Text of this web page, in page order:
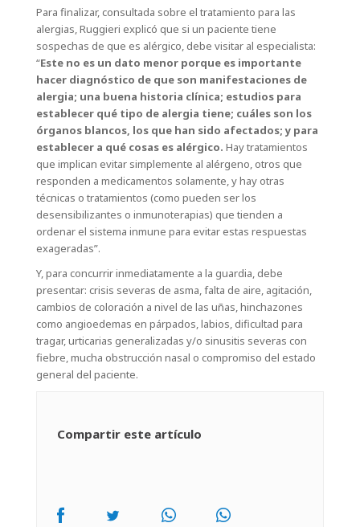
Para finalizar, consultada sobre el tratamiento para las
alergias, Ruggieri explicó que si un paciente tiene
sospechas de que es alérgico, debe visitar al especialista:
“Este no es un dato menor porque es importante
hacer diagnóstico de que son manifestaciones de
alergia; una buena historia clínica; estudios para
establecer qué tipo de alergia tiene; cuáles son los
órganos blancos, los que han sido afectados; y para
establecer a qué cosas es alérgico. Hay tratamientos
que implican evitar simplemente al alérgeno, otros que
responden a medicamentos solamente, y hay otras
técnicas o tratamientos (como pueden ser los
desensibilizantes o inmunoterapias) que tienden a
ordenar el sistema inmune para evitar estas respuestas
exageradas”.
Y, para concurrir inmediatamente a la guardia, debe
presentar: crisis severas de asma, falta de aire, agitación,
cambios de coloración a nivel de las uñas, hinchazones
como angioedemas en párpados, labios, dificultad para
tragar, urticarias generalizadas y/o sinusitis severas con
fiebre, mucha obstrucción nasal o compromiso del estado
general del paciente.
Compartir este artículo